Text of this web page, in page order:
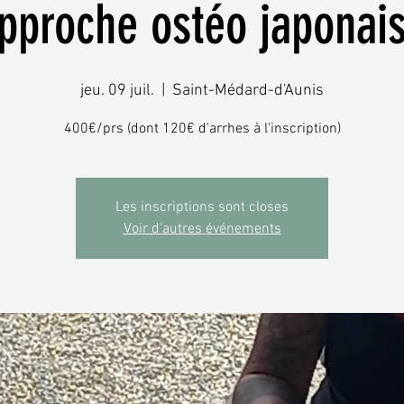
ostéo
jeu. 09 juil. Saint-Médard-d'Aunis
400€/prs (dont 120€ d'arrhes à l'inscription)
Les inscriptions sont closes
Voir d'autres événements